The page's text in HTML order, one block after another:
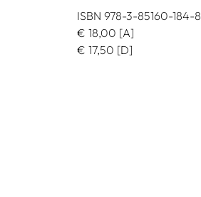
ISBN 978-3-85160-184-8
€ 18,00 [A]
€ 17,50 [D]